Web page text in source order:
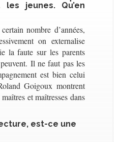
jeunes. Qu’en
nombre d’années,
on externalise
la faute sur les parents
Il ne faut pas les
est bien celui
Goigoux montrent
et maîtresses dans
est-ce une